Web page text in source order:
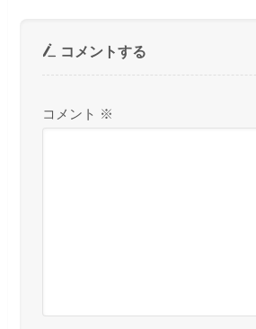
コメントする
コメント ※